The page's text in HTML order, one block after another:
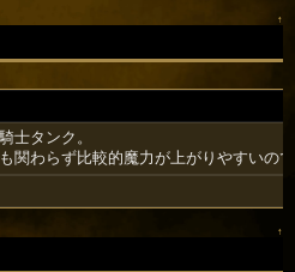
↑
士タンク。
関わらず比較的魔力が上がりやすいの
↑